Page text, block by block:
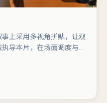
上采用多视角拼贴，让观
导本片，在场面调度与表
分别提供反差与喜剧/悬
强类型与清晰主线，这部